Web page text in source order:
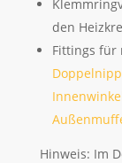
den
Fittings für
Hinweis: Im